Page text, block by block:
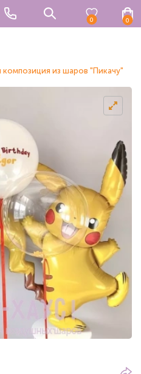
0 0
композиция из шаров "Пикачу"